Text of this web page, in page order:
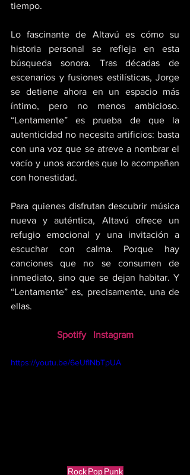
tiempo.
Lo fascinante de Altavú es cómo su
historia personal se refleja en esta
búsqueda sonora. Tras décadas de
escenarios y fusiones estilísticas, Jorge
se detiene ahora en un espacio más
íntimo, pero no menos ambicioso.
“Lentamente” es prueba de que la
autenticidad no necesita artificios: basta
con una voz que se atreve a nombrar el
vacío y unos acordes que lo acompañan
con honestidad.
Para quienes disfrutan descubrir música
nueva y auténtica, Altavú ofrece un
refugio emocional y una invitación a
escuchar con calma. Porque hay
canciones que no se consumen de
inmediato, sino que se dejan habitar. Y
“Lentamente” es, precisamente, una de
ellas.
Spotify Instagram
https://youtu.be/6eUfINbTpUA
Rock Pop Punk